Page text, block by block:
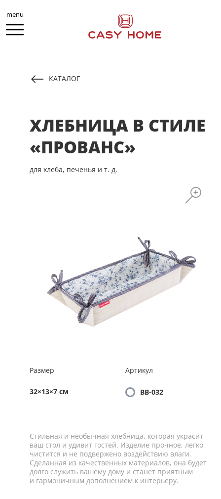
menu
КАТАЛОГ
ХЛЕБНИЦА В СТИЛЕ
«ПРОВАНС»
для хлеба, печенья и т. д.
Размер
32×13×7 см
Артикул
BB-032
Стильная и необычная хлебница, которая украсит
ваш стол и удивит гостей. Изделие прочное, легко
чистится и не подвержено воздействию влаги.
Сделанная из качественных материалов, она будет
долго служить вашему дому и станет приятным
и гармоничным дополнением к интерьеру.